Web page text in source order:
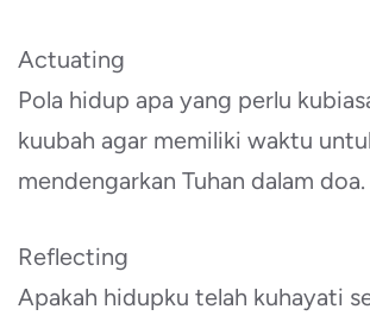
Actuating
Pola hidup apa yang perlu
kuubah agar memiliki waktu
mendengarkan Tuhan dalam doa.
Reflecting
Apakah hidupku telah kuhayati